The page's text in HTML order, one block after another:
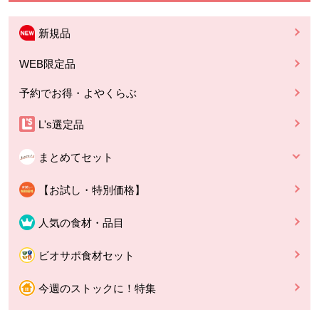
新規品
WEB限定品
予約でお得・よやくらぶ
L's選定品
まとめてセット
【お試し・特別価格】
人気の食材・品目
ビオサポ食材セット
今週のストックに！特集